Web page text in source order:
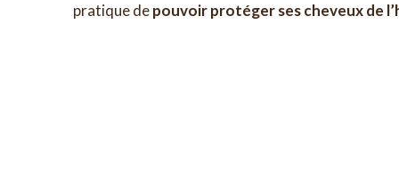
pratique depouvoir protéger ses cheveux de